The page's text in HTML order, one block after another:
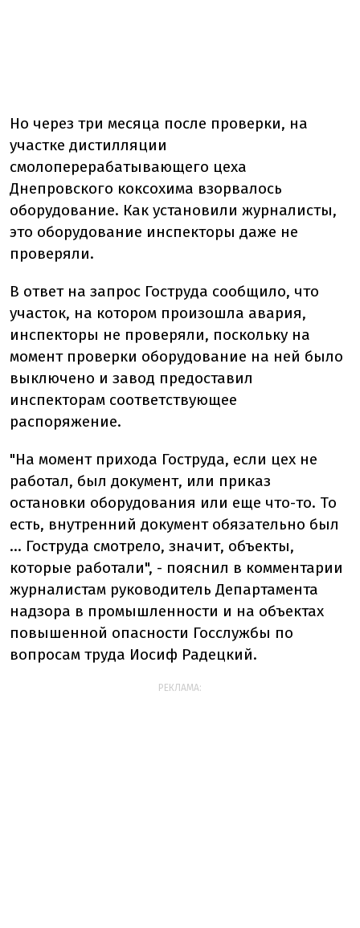
Но через три месяца после проверки, на
участке дистилляции
смолоперерабатывающего цеха
Днепровского коксохима взорвалось
оборудование. Как установили журналисты,
это оборудование инспекторы даже не
проверяли.
В ответ на запрос Гоструда сообщило, что
участок, на котором произошла авария,
инспекторы не проверяли, поскольку на
момент проверки оборудование на ней было
выключено и завод предоставил
инспекторам соответствующее
распоряжение.
"На момент прихода Гоструда, если цех не
работал, был документ, или приказ
остановки оборудования или еще что-то. То
есть, внутренний документ обязательно был
... Гоструда смотрело, значит, объекты,
которые работали", - пояснил в комментарии
журналистам руководитель Департамента
надзора в промышленности и на объектах
повышенной опасности Госслужбы по
вопросам труда Иосиф Радецкий.
РЕКЛАМА: